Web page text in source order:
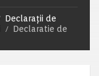
Declarații de
Declaratie de